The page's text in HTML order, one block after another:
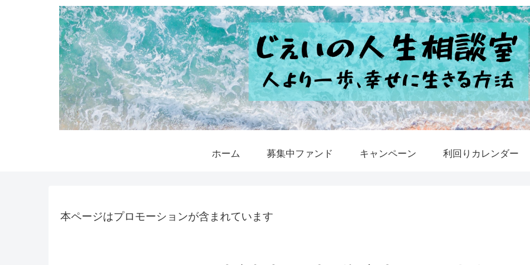
ホーム 募集中ファンド キャンペーン 利回りカレンダー
本ページはプロモーションが含まれています